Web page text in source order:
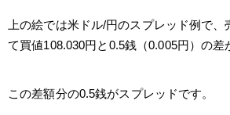
上の絵では米ドル/円のスプレッド例で、
て買値108.030円と0.5銭（0.005円）の差
この差額分の0.5銭がスプレッドです。